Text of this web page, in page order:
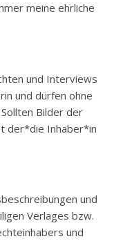
meine ehrliche
und Interviews
und dürfen ohne
Bilder der
der*die Inhaber*in
und
Verlages bzw.
und